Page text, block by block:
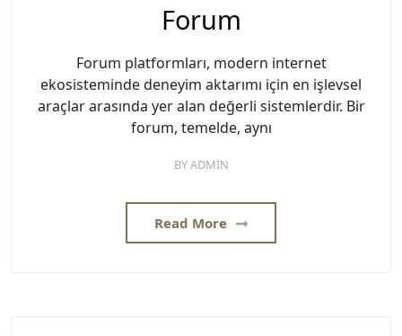
Forum
Forum platformları, modern internet
ekosisteminde deneyim aktarımı için en işlevsel
araçlar arasında yer alan değerli sistemlerdir. Bir
forum, temelde, aynı
BYADMIN
Read More